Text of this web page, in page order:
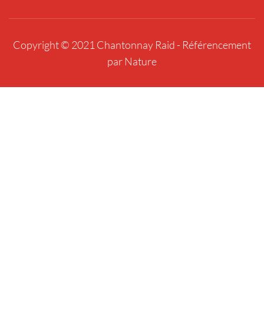
Copyright © 2021 Chantonnay Raid - Référencement
par Nature